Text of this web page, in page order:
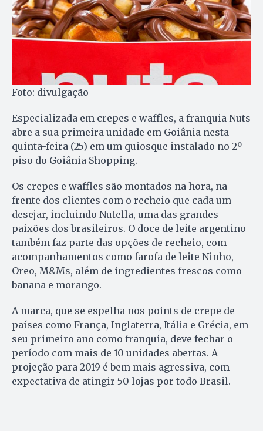
Foto: divulgação
Especializada em crepes e waffles, a franquia Nuts
abre a sua primeira unidade em Goiânia nesta
quinta-feira (25) em um quiosque instalado no 2º
piso do Goiânia Shopping.
Os crepes e waffles são montados na hora, na
frente dos clientes com o recheio que cada um
desejar, incluindo Nutella, uma das grandes
paixões dos brasileiros. O doce de leite argentino
também faz parte das opções de recheio, com
acompanhamentos como farofa de leite Ninho,
Oreo, M&Ms, além de ingredientes frescos como
banana e morango.
A marca, que se espelha nos points de crepe de
países como França, Inglaterra, Itália e Grécia, em
seu primeiro ano como franquia, deve fechar o
período com mais de 10 unidades abertas. A
projeção para 2019 é bem mais agressiva, com
expectativa de atingir 50 lojas por todo Brasil.